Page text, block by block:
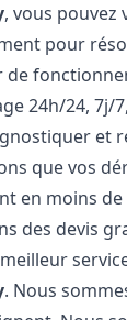
, vous pouvez
pour
de
24h/24, 7j/
et
que vos
en moins de
des devis
. Nous